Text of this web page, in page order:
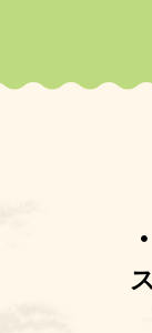
朝霧高
ー・ラ